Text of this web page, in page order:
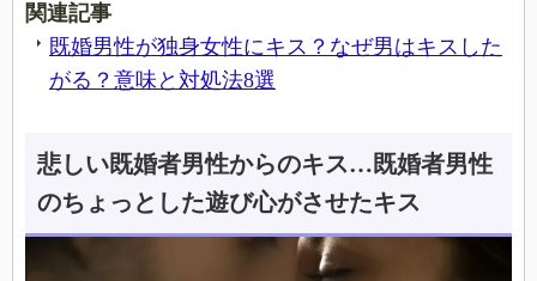
関連記事
既婚男性が独身女性にキス？なぜ男はキスした
がる？意味と対処法8選
悲しい既婚者男性からのキス…既婚者男性
のちょっとした遊び心がさせたキス